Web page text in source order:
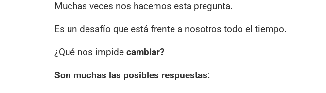
Muchas veces nos hacemos esta pregunta.
Es un desafío que está frente a nosotros todo el tiempo.
¿Qué nos impide cambiar?
Son muchas las posibles respuestas: